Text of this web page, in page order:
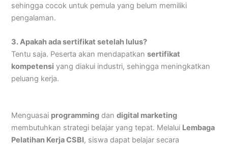
sehingga cocok untuk pemula yang belum memiliki
pengalaman.
3. Apakah ada sertifikat setelah lulus?
Tentu saja. Peserta akan mendapatkansertifikat
kompetensi yang diakui industri, sehingga meningkatkan
peluang kerja.
Menguasai programming dandigital marketing
membutuhkan strategi belajar yang tepat. Melalui Lembaga
Pelatihan Kerja CSBI, siswa dapat belajar secara